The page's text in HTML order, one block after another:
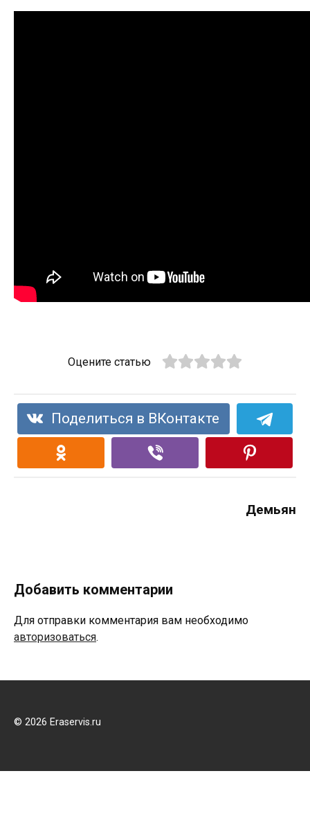
Оцените статью
Поделиться в ВКонтакте
Демьян
Добавить комментарии
Для отправки комментария вам необходимо
авторизоваться.
© 2026 Eraservis.ru